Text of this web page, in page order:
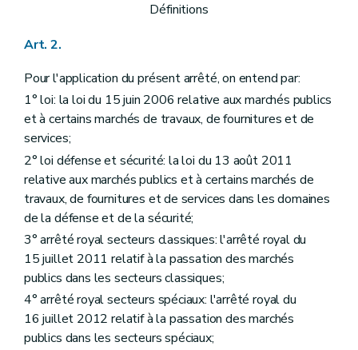
Section 11 Conditions générales de paiement
Art. 66
Art. 67
Art. 68
Art. 69
Art. 70
Art. 71
Art. 72
Section 12 Actions judiciaires
Art. 73
Chapitre 3 Dispositions propres aux marchés de travaux
Section 1re
Dispositions communes à tous les marchés de travaux
Art. 74
Art. 75
Art. 76
Art. 77
Art. 78
Art. 79
Définitions
Art. 2.
Pour l'application du présent arrêté, on entend par:
1° loi: la loi du 15 juin 2006 relative aux marchés publics
et à certains marchés de travaux, de fournitures et de
services;
2° loi défense et sécurité: la loi du 13 août 2011
relative aux marchés publics et à certains marchés de
travaux, de fournitures et de services dans les domaines
de la défense et de la sécurité;
3° arrêté royal secteurs classiques: l'arrêté royal du
15 juillet 2011 relatif à la passation des marchés
publics dans les secteurs classiques;
4° arrêté royal secteurs spéciaux: l'arrêté royal du
16 juillet 2012 relatif à la passation des marchés
publics dans les secteurs spéciaux;